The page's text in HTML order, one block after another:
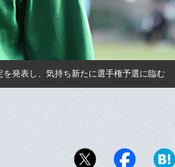
発表し、気持ち新たに選手権予選に臨む